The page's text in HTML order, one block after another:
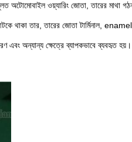
অটোমোবাইল ওয়্যারিং জোতা, তারের মাথা
থাকা তার, তারের জোতা টার্মিনাল,
এবং অন্যান্য ক্ষেত্রে ব্যাপকভাবে ব্যবহৃত হয়।